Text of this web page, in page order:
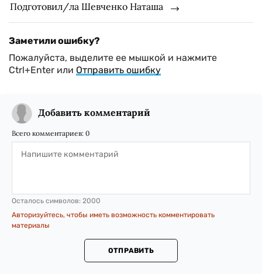
Подготовил/ла Шевченко Наташа
Заметили ошибку?
Пожалуйста, выделите ее мышкой и нажмите
Ctrl+Enter или Отправить ошибку
Добавить комментарий
Всего комментариев: 0
Осталось символов: 2000
Авторизуйтесь, чтобы иметь возможность комментировать
материалы
ОТПРАВИТЬ